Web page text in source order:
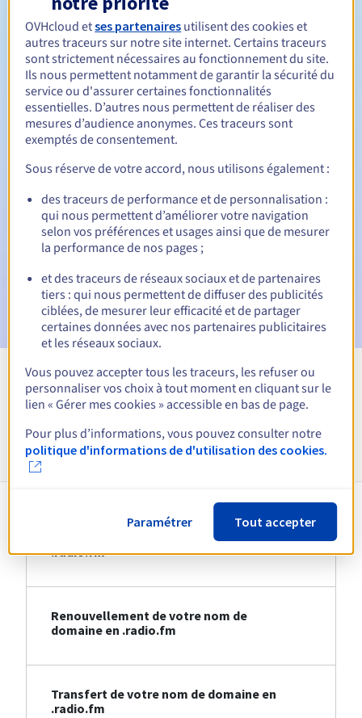
Durée de renouvellement Entre 1 et 10 ans
Période de rédemption
Notifications automatiques :
date d'échéance
E-mail le jour de l'expirationpour notification de la
suspension du nom de domaine
E-mail après la période de grâce de rédemptionpour
notification de la suppression du nom de domaine
Voir toutes les extensions
Informations sur le .radio.fm
Création de votre nom de domaine en
.radio.fm
Renouvellement de votre nom de
domaine en .radio.fm
Transfert de votre nom de domaine en
.radio.fm
OVHcloud etses partenaires utilisent des cookies et
autres traceurs sur notre site internet. Certains traceurs
sont strictement nécessaires au fonctionnement du site.
Ils nous permettent notamment de garantir la sécurité du
service ou d'assurer certaines fonctionnalités
essentielles. D’autres nous permettent de réaliser des
mesures d’audience anonymes. Ces traceurs sont
exemptés de consentement.
Sous réserve de votre accord, nous utilisons également :
des traceurs de performance et de personnalisation :
qui nous permettent d’améliorer votre navigation
selon vos préférences et usages ainsi que de mesurer
la performance de nos pages ;
et des traceurs de réseaux sociaux et de partenaires
tiers : qui nous permettent de diffuser des publicités
ciblées, de mesurer leur efficacité et de partager
certaines données avec nos partenaires publicitaires
et les réseaux sociaux.
Vous pouvez accepter tous les traceurs, les refuser ou
personnaliser vos choix à tout moment en cliquant sur le
lien « Gérer mes cookies » accessible en bas de page.
Pour plus d’informations, vous pouvez consulter notre
politique d'informations de d'utilisation des cookies.
Paramétrer Tout accepter